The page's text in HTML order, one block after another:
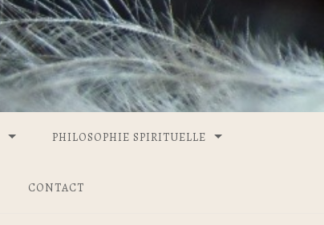
PHILOSOPHIE SPIRITUELLE
CONTACT